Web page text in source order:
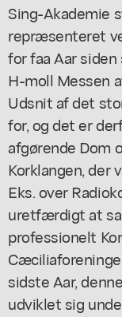
Sing-Akademie
repræsenteret
for faa Aar
H-moll Messen
Udsnit af det
for, og det er
afgørende Dom
Korklangen, der
Eks. over
uretfærdigt at
professionelt
sidste Aar,
udviklet sig